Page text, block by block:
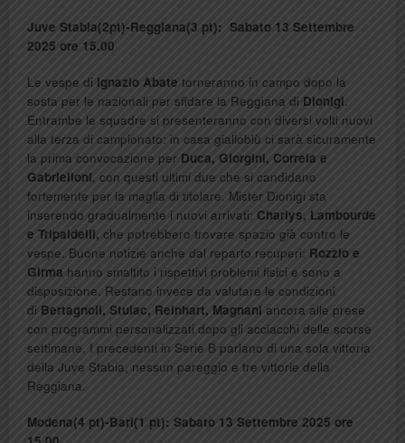
Juve Stabia(2pt)-Reggiana(3 pt): Sabato 13 Settembre
2025 ore 15.00
Le vespe di Ignazio Abate torneranno in campo dopo la
sosta per le nazionali per sfidare la Reggiana di Dionigi.
Entrambe le squadre si presenteranno con diversi volti nuovi
alla terza di campionato: in casa gialloblù ci sarà sicuramente
la prima convocazione per Duca, Giorgini, Correia e
Gabrielloni, con questi ultimi due che si candidano
fortemente per la maglia di titolare. Mister Dionigi sta
inserendo gradualmente i nuovi arrivati: Charlys, Lambourde
e Tripaldelli, che potrebbero trovare spazio già contro le
vespe. Buone notizie anche dal reparto recuperi: Rozzio e
Girma hanno smaltito i rispettivi problemi fisici e sono a
disposizione. Restano invece da valutare le condizioni
di Bertagnoli, Stulac, Reinhart, Magnani ancora alle prese
con programmi personalizzati dopo gli acciacchi delle scorse
settimane. I precedenti in Serie B parlano di una sola vittoria
della Juve Stabia, nessun pareggio e tre vittorie della
Reggiana.
Modena(4 pt)-Bari(1 pt): Sabato 13 Settembre 2025 ore